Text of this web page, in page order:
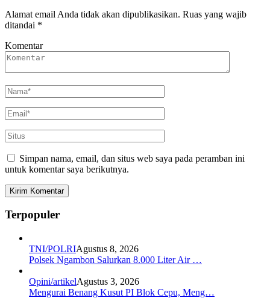
Alamat email Anda tidak akan dipublikasikan. Ruas yang wajib
ditandai *
Komentar
Simpan nama, email, dan situs web saya pada peramban ini
untuk komentar saya berikutnya.
Terpopuler
TNI/POLRIAgustus 8, 2026
Polsek Ngambon Salurkan 8.000 Liter Air …
Opini/artikelAgustus 3, 2026
Mengurai Benang Kusut PI Blok Cepu, Meng…